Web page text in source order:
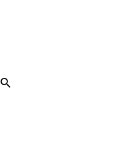
Search on the website